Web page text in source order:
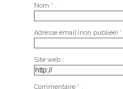
Nom * :
Adresse email (non publiée) *
Site web :
Commentaire * :